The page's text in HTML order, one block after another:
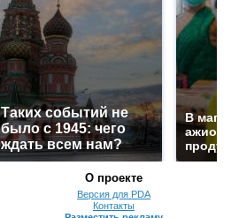
Таких событий не
было с 1945: чего
ждать всем нам?
В
ажиотаж
О проекте
Версия для PDA
Контакты